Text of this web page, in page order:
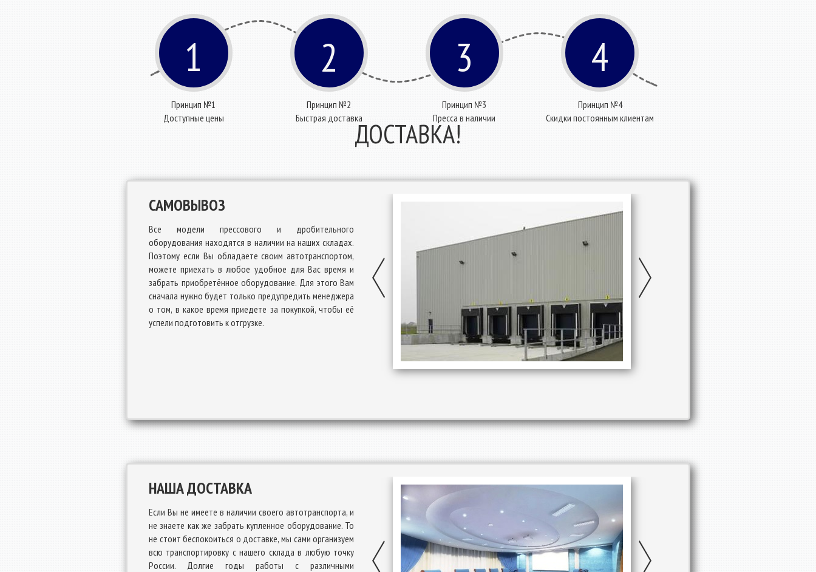
1
Принцип №1
Доступные цены
2
Принцип №2
Быстрая доставка
3
Принцип №3
Пресса в наличии
4
Принцип №4
Скидки постоянным клиентам
ДОСТАВКА!
САМОВЫВОЗ
Все модели прессового и дробительного
оборудования находятся в наличии на наших складах.
Поэтому если Вы обладаете своим автотранспортом,
можете приехать в любое удобное для Вас время и
забрать приобретённое оборудование. Для этого Вам
сначала нужно будет только предупредить менеджера
о том, в какое время приедете за покупкой, чтобы её
успели подготовить к отгрузке.
НАША ДОСТАВКА
Если Вы не имеете в наличии своего автотранспорта, и
не знаете как же забрать купленное оборудование. То
не стоит беспокоиться о доставке, мы сами организуем
всю транспортировку с нашего склада в любую точку
России. Долгие годы работы с различными